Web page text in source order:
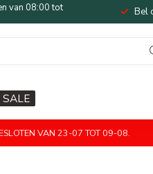
van 08:00 tot Bel
SALE
VAN 23-07 TOT 09-08.